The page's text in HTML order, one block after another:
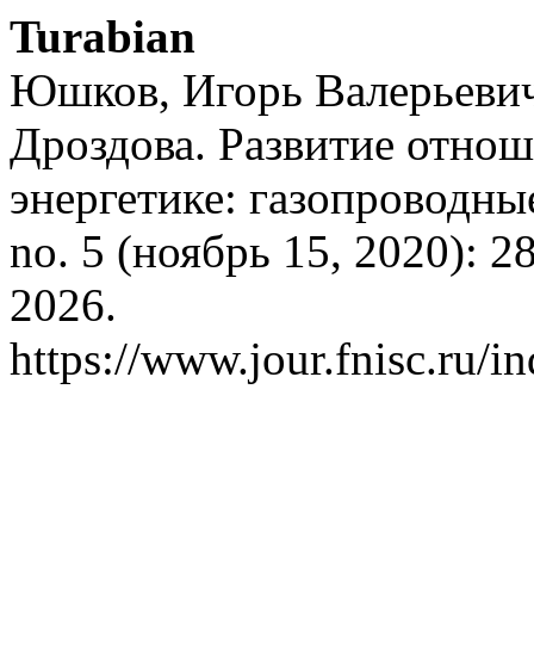
Turabian
Юшков, Игорь
Дроздова. Развитие
энергетике:
no. 5 (ноябрь 15, 2020):
2026.
https://www.jour.fnisc.ru/